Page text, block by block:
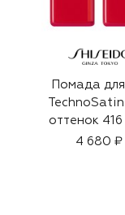
Помада для
TechnoSatin
оттенок 416
Shift
4 680 ₽